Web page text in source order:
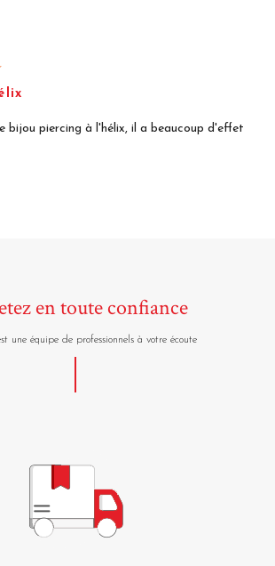
bijou piercing à l'hélix, il a beaucoup d'effet
en toute confiance
une équipe de professionnels à votre écoute